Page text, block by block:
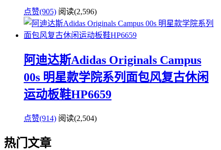
点赞(905) 阅读(2,596)
阿迪达斯Adidas Originals Campus
00s 明星款学院系列面包风复古休闲
运动板鞋HP6659
点赞(914) 阅读(2,504)
热门文章